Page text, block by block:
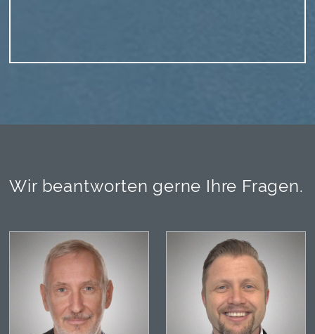
Wir beantworten gerne Ihre Fragen.